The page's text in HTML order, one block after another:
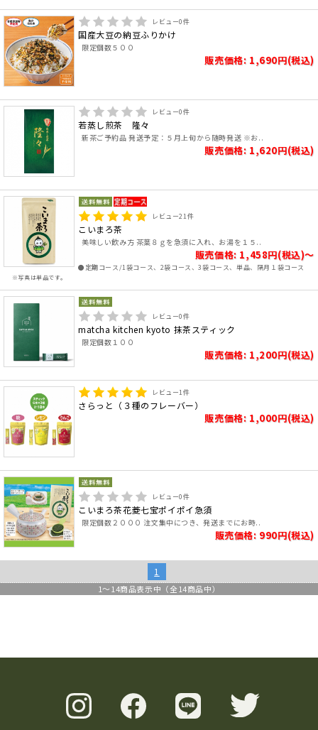
レビュー0件
国産大豆の納豆ふりかけ
限定個数５００
販売価格: 1,690円(税込)
レビュー0件
若蒸し煎茶 隆々
新茶ご予約品 発送予定：５月上旬から随時発送 ※お..
販売価格: 1,620円(税込)
※写真は単品です。
レビュー21件
こいまろ茶
美味しい飲み方 茶葉８ｇを急須に入れ、お湯を１５..
販売価格: 1,458円(税込)～
●定期コース/1袋コース、2袋コース、3袋コース、単品、隔月１袋コース
レビュー0件
matcha kitchen kyoto 抹茶スティック
限定個数１００
販売価格: 1,200円(税込)
レビュー1件
さらっと（３種のフレーバー）
販売価格: 1,000円(税込)
レビュー0件
こいまろ茶花菱七宝ポイポイ急須
限定個数２０００ 注文集中につき、発送までにお時..
販売価格: 990円(税込)
1
1～ 14商品表示中（全 14商品中）